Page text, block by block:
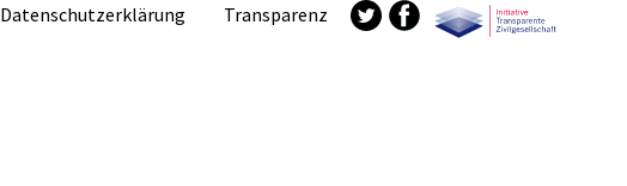
Datenschutzerklärung Transparenz